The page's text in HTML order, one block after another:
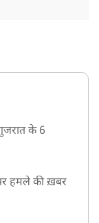
के 6
हमले की ख़बर